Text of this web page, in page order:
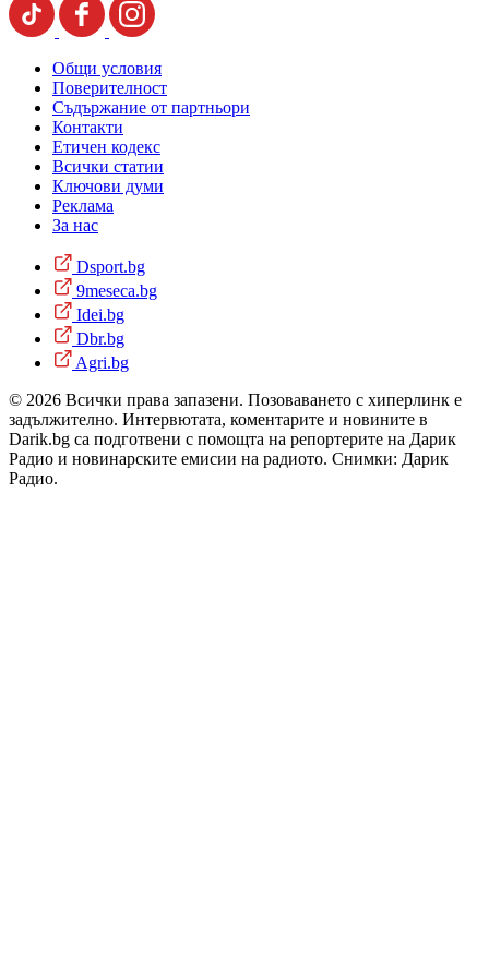
Общи условия
Поверителност
Съдържание от партньори
Контакти
Етичен кодекс
Всички статии
Ключови думи
Реклама
За нас
Dsport.bg
9meseca.bg
Idei.bg
Dbr.bg
Agri.bg
© 2026 Всички права запазени. Позоваването с хиперлинк е
задължително. Интервютата, коментарите и новините в
Darik.bg са подготвени с помощта на репортерите на Дарик
Радио и новинарските емисии на радиото. Снимки: Дарик
Радио.